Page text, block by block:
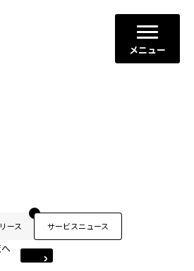
メニュー
ース サービスニュース